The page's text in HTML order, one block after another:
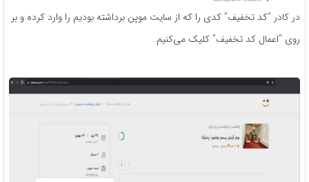
در کادر “کد تخفیف” کدی را که از سایت موپن برداشته بودیم را وارد کرده و بر
روی “اعمال کد تخفیف” کلیک می‌کنیم.